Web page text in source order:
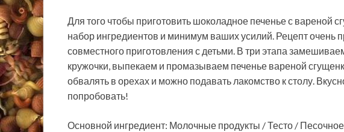
Для того чтобы приготовить шоколадное печенье с вареной
набор ингредиентов и минимум ваших усилий. Рецепт очень
совместного приготовления с детьми. В три этапа
кружочки, выпекаем и промазываем печенье вареной
обвалять в орехах и можно подавать лакомство к столу.
попробовать!
Основной ингредиент: Молочные продукты / Тесто /